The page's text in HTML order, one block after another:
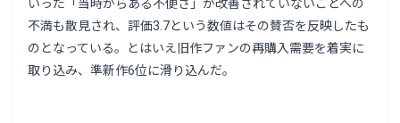
いった「当時からある不便さ」が改善されていないことへの
不満も散見され、評価3.7という数値はその賛否を反映したも
のとなっている。とはいえ旧作ファンの再購入需要を着実に
取り込み、準新作6位に滑り込んだ。